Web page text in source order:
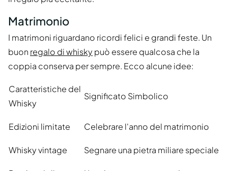
Matrimonio
I matrimoni riguardano ricordi felici e grandi feste. Un
buon regalo di whisky può essere qualcosa che la
coppia conserva per sempre. Ecco alcune idee:
Caratteristiche del
Whisky
Significato Simbolico
Edizioni limitate Celebrare l'anno del matrimonio
Whisky vintage Segnare una pietra miliare speciale